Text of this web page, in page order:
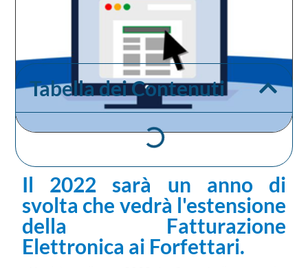
Tabella dei Contenuti
Il 2022 sarà un anno di
svolta che vedrà l'estensione
della Fatturazione
Elettronica ai Forfettari.